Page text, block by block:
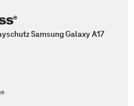
Samsung Galaxy A17